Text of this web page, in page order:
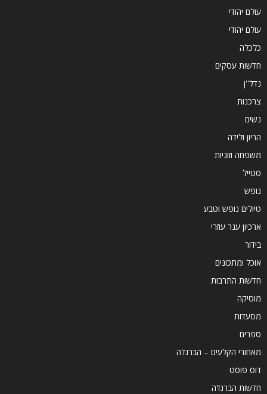
עולם יהודי
עולם יהודי
כלכלה
חדשות עסקים
נדל''ן
צרכנות
נשים
הריון ולידה
משפחה וזוגיות
סטייל
נופש
טיולים נופש וטבע
ארכיון ענר עוזרי
בידור
אוכל ומתכונים
חדשות התרבות
מוסיקה
מסעדות
ספרים
מאחורי הקלעים – הברנז'ה
דוס פוסט
חדשות הברנז'ה